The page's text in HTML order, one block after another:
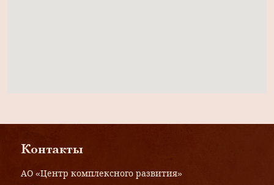
Контакты
АО «Центр комплексного развития»